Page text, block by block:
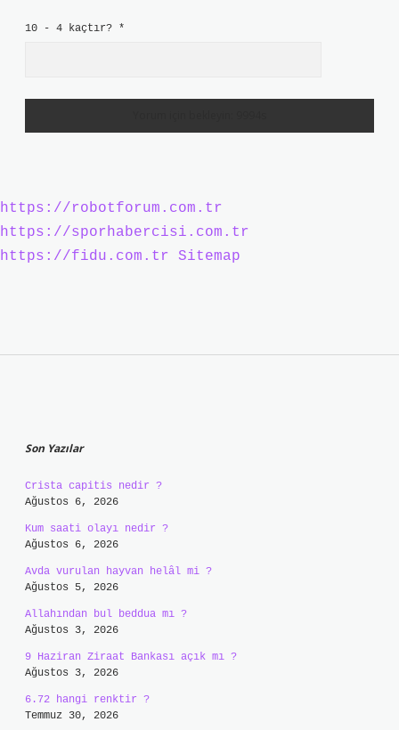
10 - 4 kaçtır? *
https://robotforum.com.tr
https://sporhabercisi.com.tr
https://fidu.com.tr
Sitemap
Son Yazılar
Crista capitis nedir ?
Ağustos 6, 2026
Kum saati olayı nedir ?
Ağustos 6, 2026
Avda vurulan hayvan helâl mi ?
Ağustos 5, 2026
Allahından bul beddua mı ?
Ağustos 3, 2026
9 Haziran Ziraat Bankası açık mı ?
Ağustos 3, 2026
6.72 hangi renktir ?
Temmuz 30, 2026